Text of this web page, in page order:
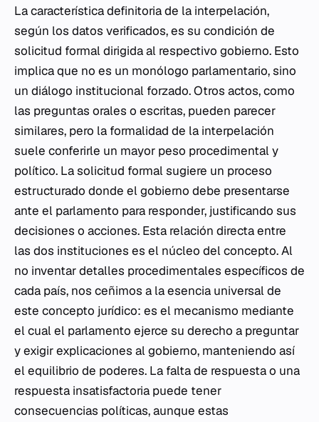
La característica definitoria de la interpelación,
según los datos verificados, es su condición de
solicitud formal dirigida al respectivo gobierno. Esto
implica que no es un monólogo parlamentario, sino
un diálogo institucional forzado. Otros actos, como
las preguntas orales o escritas, pueden parecer
similares, pero la formalidad de la interpelación
suele conferirle un mayor peso procedimental y
político. La solicitud formal sugiere un proceso
estructurado donde el gobierno debe presentarse
ante el parlamento para responder, justificando sus
decisiones o acciones. Esta relación directa entre
las dos instituciones es el núcleo del concepto. Al
no inventar detalles procedimentales específicos de
cada país, nos ceñimos a la esencia universal de
este concepto jurídico: es el mecanismo mediante
el cual el parlamento ejerce su derecho a preguntar
y exigir explicaciones al gobierno, manteniendo así
el equilibrio de poderes. La falta de respuesta o una
respuesta insatisfactoria puede tener
consecuencias políticas, aunque estas